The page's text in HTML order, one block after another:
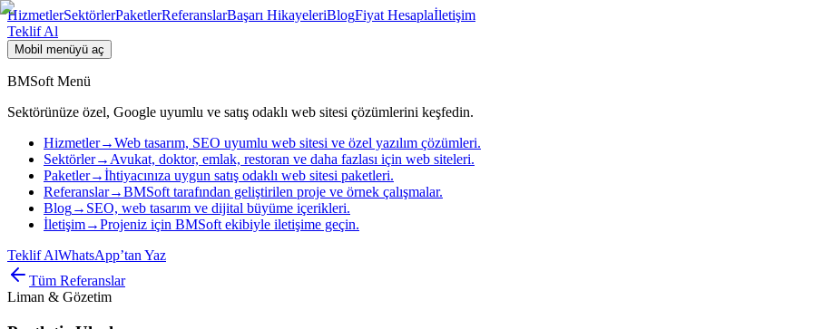
HizmetlerSektörlerPaketlerReferanslarBaşarı HikayeleriBlogFiyat Hesaplaİletişim
Teklif Al
Mobil menüyü aç
BMSoft Menü
Sektörünüze özel, Google uyumlu ve satış odaklı web sitesi çözümlerini keşfedin.
Hizmetler→Web tasarım, SEO uyumlu web sitesi ve özel yazılım çözümleri.
Sektörler→ Avukat, doktor, emlak, restoran ve daha fazlası için web siteleri.
Paketler→İhtiyacınıza uygun satış odaklı web sitesi paketleri.
Referanslar→BMSoft tarafından geliştirilen proje ve örnek çalışmalar.
Blog→ SEO, web tasarım ve dijital büyüme içerikleri.
İletişim→Projeniz için BMSoft ekibiyle iletişime geçin.
Teklif AlWhatsApp’tan Yaz
Tüm Referanslar
Liman & Gözetim